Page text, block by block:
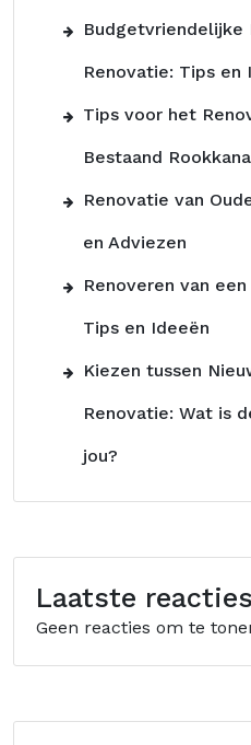
Budgetvriendelijke
Renovatie: Tips en
Tips voor het
Bestaand
Renovatie van
en Adviezen
Renoveren van
Tips en Ideeën
Kiezen tussen
Renovatie: Wat is
jou?
Laatste reacties
Geen reacties om te